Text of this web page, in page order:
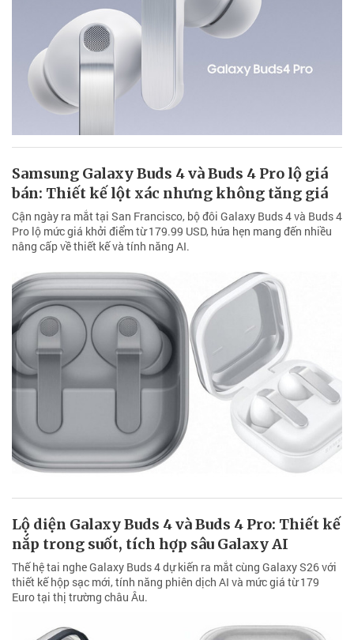
Samsung Galaxy Buds 4 và Buds 4 Pro lộ giá
bán: Thiết kế lột xác nhưng không tăng giá
Cận ngày ra mắt tại San Francisco, bộ đôi Galaxy Buds 4 và Buds 4
Pro lộ mức giá khởi điểm từ 179.99 USD, hứa hẹn mang đến nhiều
nâng cấp về thiết kế và tính năng AI.
Lộ diện Galaxy Buds 4 và Buds 4 Pro: Thiết kế
nắp trong suốt, tích hợp sâu Galaxy AI
Thế hệ tai nghe Galaxy Buds 4 dự kiến ra mắt cùng Galaxy S26 với
thiết kế hộp sạc mới, tính năng phiên dịch AI và mức giá từ 179
Euro tại thị trường châu Âu.